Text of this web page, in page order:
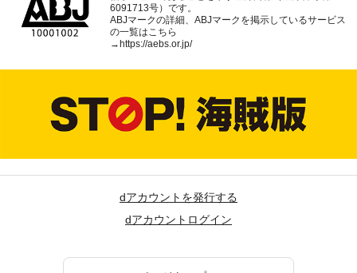
6091713号）です。
ABJマークの詳細、ABJマークを掲示しているサービス
の一覧はこちら
→ https://aebs.or.jp/
dアカウントを発行する
dアカウントログイン